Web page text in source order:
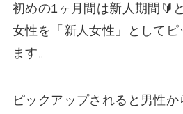
初めの1ヶ月間は新人期間🔰
女性を「新人女性」として
ます。
ピックアップされると男性